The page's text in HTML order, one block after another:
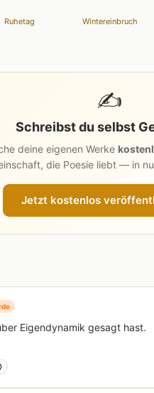
Ruhetag Wintereinbruch
✍️
Schreibst du selbst
deine eigenen Werke
die Poesie liebt — in
Jetzt kostenlos
Eigendynamik gesagt hast.